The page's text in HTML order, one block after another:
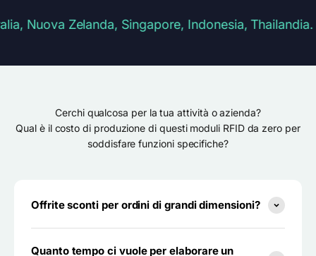
Zelanda, Singapore, Indonesia, Thailandia.
Cerchi qualcosa per la tua attività o azienda?
Qual è il costo di produzione di questi moduli RFID da zero per
soddisfare funzioni specifiche?
Offrite sconti per ordini di grandi dimensioni?
Quanto tempo ci vuole per elaborare un